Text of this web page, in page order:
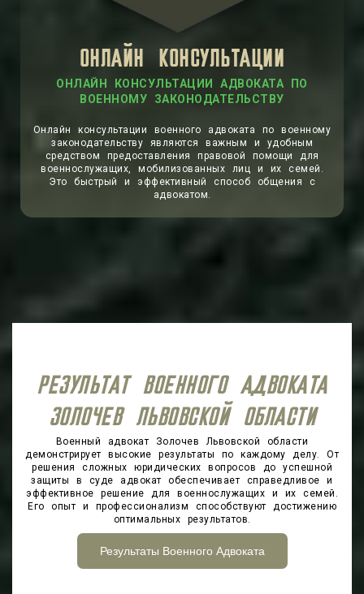
ОНЛАЙН КОНСУЛЬТАЦИИ
ОНЛАЙН КОНСУЛЬТАЦИИ АДВОКАТА ПО
ВОЕННОМУ ЗАКОНОДАТЕЛЬСТВУ
Онлайн консультации военного адвоката по военному
законодательству являются важным и удобным
средством предоставления правовой помощи для
военнослужащих, мобилизованных лиц и их семей.
Это быстрый и эффективный способ общения с
адвокатом.
РЕЗУЛЬТАТ ВОЕННОГО АДВОКАТА
ЗОЛОЧЕВ ЛЬВОВСКОЙ ОБЛАСТИ
Военный адвокат Золочев Львовской области
демонстрирует высокие результаты по каждому делу. От
решения сложных юридических вопросов до успешной
защиты в суде адвокат обеспечивает справедливое и
эффективное решение для военнослужащих и их семей.
Его опыт и профессионализм способствуют достижению
оптимальных результатов.
Результаты Военного Адвоката